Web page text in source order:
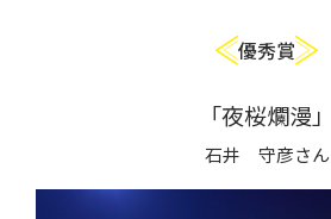
優秀賞
「夜桜爛漫」
石井 守彦さん